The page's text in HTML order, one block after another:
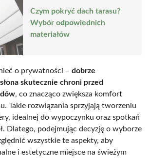
Czym pokryć dach tarasu?
Wybór odpowiednich
materiałów
o prywatności – dobrze
skutecznie chroni przed
, co znacząco zwiększa komfort
Takie rozwiązania sprzyjają tworzeniu
idealnej do wypoczynku oraz spotkań
Dlatego, podejmując decyzję o wyborze
wszystkie te aspekty, aby
i estetyczne miejsce na świeżym